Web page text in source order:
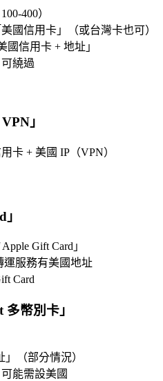
400）
美國信用卡 」（或台灣卡也可）
國信用卡 + 地址 」
可繞過
」
卡 + 美國 IP（VPN）
」
Gift Card 」
運服務有美國地址
Card
多幣別卡 」
」（部分情況）
可能需設美國